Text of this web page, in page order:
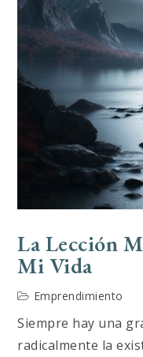
La Lección
Mi Vida
Emprendimiento
Siempre hay una
radicalmente la